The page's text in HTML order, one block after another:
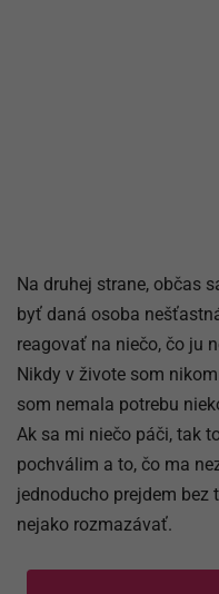
Na druhej strane, občas
byť daná osoba
reagovať na niečo, čo ju
Nikdy v živote som
som nemala potrebu
Ak sa mi niečo páči, tak
pochválim a to, čo ma
jednoducho prejdem bez
nejako rozmazávať.